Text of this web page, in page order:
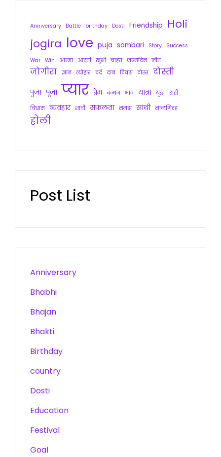
Anniversary Battle birthday Dosti Friendship
Holi
jogira love puja sombari Story
Success
War Win आत्मा आरती खुशी चाहत जन्मदिन जीत
जोगीरा ज्ञान त्योहार दर्द दान दिवस दोस्त दोस्ती
पुजा पूजा प्यार प्रेम बन्धन भाव यात्रा युद्ध राही
विश्वास व्यवहार शादी सफलता समझ साथी सालगिरह
होली
Post List
Anniversary
Bhabhi
Bhajan
Bhakti
Birthday
country
Dosti
Education
Festival
Goal